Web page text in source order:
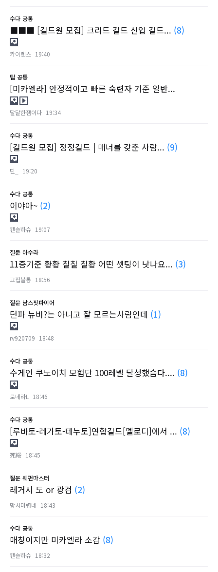
수다 공통
■■■ [길드원 모집] 크리드 길드 신입 길드... (8)
카이렌스 19:40
팁 공통
[미카엘라] 안정적이고 빠른 숙련자 기준 일반...
달달한잼이다 19:34
수다 공통
[길드원 모집] 정정길드 | 매너를 갖춘 사람... (9)
딘_ 19:20
수다 공통
이야아~ (2)
캔슬하슈 19:07
질문 아수라
11증기준 황황 칠칠 칠황 어떤 셋팅이 낫나요... (3)
고집불통 18:56
질문 남스핏파이어
던파 뉴비?는 아니고 잘 모르는사람인데 (1)
rv920709 18:48
수다 공통
수게인 쿠노이치 모험단 100레벨 달성했슴다.... (8)
로네라L 18:46
수다 공통
[루바토-레가토-테누토]연합길드[멜로디]에서 ... (8)
死綏 18:45
질문 웨펀마스터
레거시 도 or 광검 (2)
망치마렵네 18:43
수다 공통
매칭이지만 미카엘라 소감 (8)
캔슬하슈 18:32